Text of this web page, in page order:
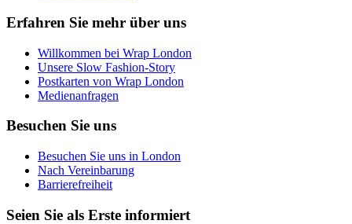
Erfahren Sie mehr über uns
Willkommen bei Wrap London
Unsere Slow Fashion-Story
Postkarten von Wrap London
Medienanfragen
Besuchen Sie uns
Besuchen Sie uns in London
Nach Vereinbarung
Barrierefreiheit
Seien Sie als Erste informiert